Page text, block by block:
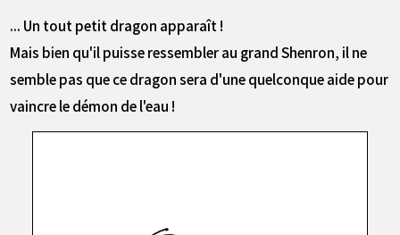
... Un tout petit dragon apparaît !
Mais bien qu'il puisse ressembler au grand Shenron, il ne
semble pas que ce dragon sera d'une quelconque aide pour
vaincre le démon de l'eau !